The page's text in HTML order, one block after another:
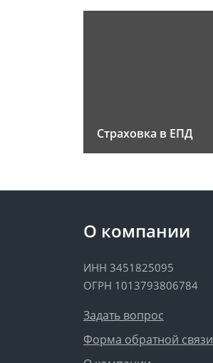
Страховка в ЕПД
О компании
ИНН 3451825095
ОГРН 1013793806784
Задать вопрос
Форма обратной связи